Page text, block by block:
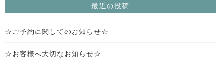
最近の投稿
☆ご予約に関してのお知らせ☆
☆お客様へ大切なお知らせ☆